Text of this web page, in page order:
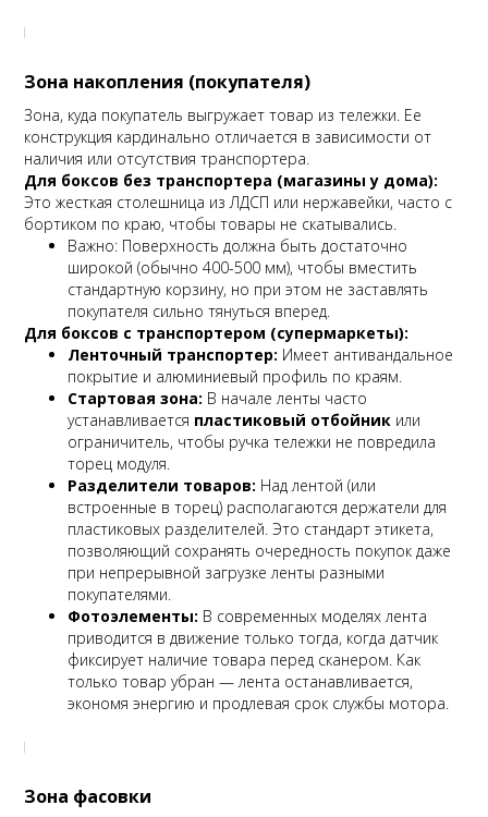
Зона накопления (покупателя)
Зона, куда покупатель выгружает товар из тележки. Ее
конструкция кардинально отличается в зависимости от
наличия или отсутствия транспортера.
Для боксов без транспортера (магазины у дома):
Это жесткая столешница из ЛДСП или нержавейки, часто с
бортиком по краю, чтобы товары не скатывались.
Важно: Поверхность должна быть достаточно
широкой (обычно 400-500 мм), чтобы вместить
стандартную корзину, но при этом не заставлять
покупателя сильно тянуться вперед.
Для боксов с транспортером (супермаркеты):
Ленточный транспортер: Имеет антивандальное
покрытие и алюминиевый профиль по краям.
Стартовая зона: В начале ленты часто
устанавливается пластиковый отбойник или
ограничитель, чтобы ручка тележки не повредила
торец модуля.
Разделители товаров: Над лентой (или
встроенные в торец) располагаются держатели для
пластиковых разделителей. Это стандарт этикета,
позволяющий сохранять очередность покупок даже
при непрерывной загрузке ленты разными
покупателями.
Фотоэлементы: В современных моделях лента
приводится в движение только тогда, когда датчик
фиксирует наличие товара перед сканером. Как
только товар убран — лента останавливается,
экономя энергию и продлевая срок службы мотора.
Зона фасовки